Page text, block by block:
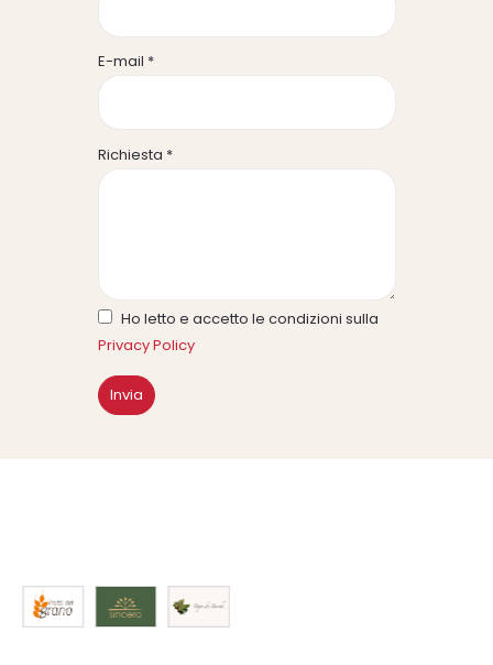
E-mail *
Richiesta *
Ho letto e accetto le condizioni sulla
Privacy Policy